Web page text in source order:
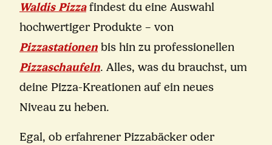
Waldis Pizzafindest du eine Auswahl
hochwertiger Produkte – von
Pizzastationen bis hin zu professionellen
Pizzaschaufeln. Alles, was du brauchst, um
deine Pizza-Kreationen auf ein neues
Niveau zu heben.
Egal, ob erfahrener Pizzabäcker oder